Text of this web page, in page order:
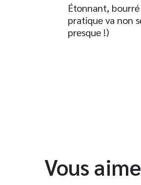
Étonnant,
pratique va non
presque !)
Vous